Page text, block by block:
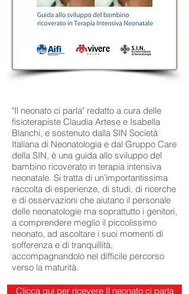
"Il neonato ci parla" redatto a cura delle
fisioterapiste Claudia Artese e Isabella
Blanchi, e sostenuto dalla SIN Società
Italiana di Neonatologia e dal Gruppo Care
della SIN, è una guida allo sviluppo del
bambino ricoverato in terapia intensiva
neonatale. Si tratta di un’importantissima
raccolta di esperienze, di studi, di ricerche
e di osservazioni che aiutano il personale
delle neonatologie ma soprattutto i genitori,
a comprendere meglio il piccolissimo
neonato, ad ascoltare i suoi momenti di
sofferenza e di tranquillità,
accompagnandolo nel difficile percorso
verso la maturità.
Clicca qui per ricevere Il neonato ci parla